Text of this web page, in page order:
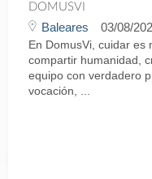
DOMUSVI
Baleares 03/08/
En DomusVi, cuidar es
compartir humanidad,
equipo con verdadero
vocación, ...